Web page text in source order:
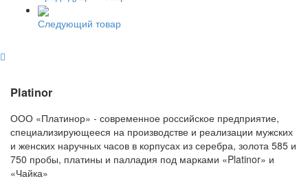
Следующий товар
Platinor
ООО «Платинор» - современное российское предприятие,
специализирующееся на производстве и реализации мужских
и женских наручных часов в корпусах из серебра, золота 585 и
750 пробы, платины и палладия под марками «Platinor» и
«Чайка»